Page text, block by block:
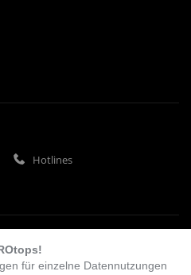
Hotlines
für einzelne Datennutzungen